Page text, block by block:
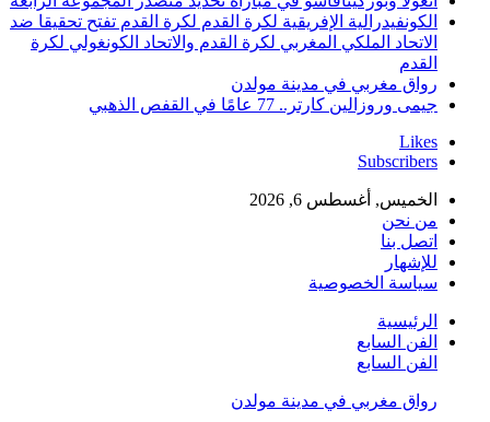
الكونفيدرالية الإفريقية لكرة القدم لكرة القدم تفتح تحقيقا ضد
الاتحاد الملكي المغربي لكرة القدم والاتحاد الكونغولي لكرة
القدم
رواق مغربي في مدينة مولدن
جيمى وروزالين كارتر.. 77 عامًا في القفص الذهبي
Likes
Subscribers
الخميس, أغسطس 6, 2026
من نحن
اتصل بنا
للإشهار
سياسة الخصوصية
الرئيسية
الفن السابع
الفن السابع
رواق مغربي في مدينة مولدن